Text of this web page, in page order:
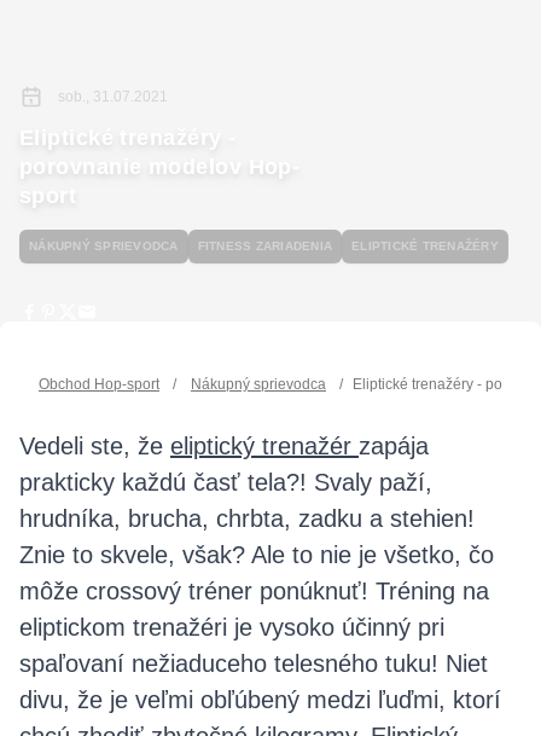
sob., 31.07.2021
Eliptické trenažéry -
porovnanie modelov Hop-
sport
NÁKUPNÝ SPRIEVODCA FITNESS ZARIADENIA ELIPTICKÉ TRENAŽÉRY
Obchod Hop-sport / Nákupný sprievodca / Eliptické trenažéry -
Vedeli ste, že eliptický trenažér zapája
prakticky každú časť tela?! Svaly paží,
hrudníka, brucha, chrbta, zadku a stehien!
Znie to skvele, však? Ale to nie je všetko, čo
môže crossový tréner ponúknuť! Tréning na
eliptickom trenažéri je vysoko účinný pri
spaľovaní nežiaduceho telesného tuku! Niet
divu, že je veľmi obľúbený medzi ľuďmi, ktorí